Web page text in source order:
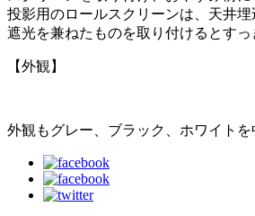
投影用のロールスクリーンは、天井埋
遮光を兼ねたものを取り付けるとすっ
【外観】
外観もグレー、ブラック、ホワイト